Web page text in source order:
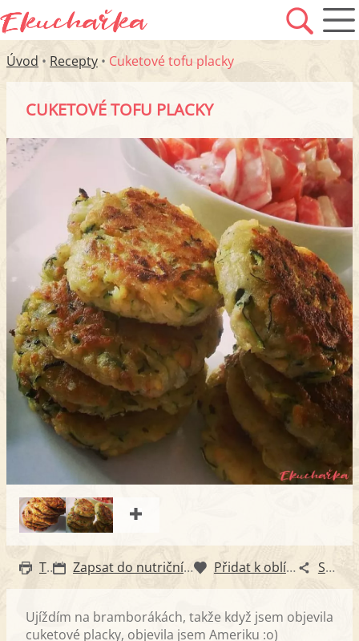
Úvod • Recepty • Cuketové tofu placky
CUKETOVÉ TOFU PLACKY
Tisk Zapsat do nutričního diáře Přidat k oblíbeným Sdílet
Ujíždím na bramborákách, takže když jsem objevila
cuketové placky, objevila jsem Ameriku :o)